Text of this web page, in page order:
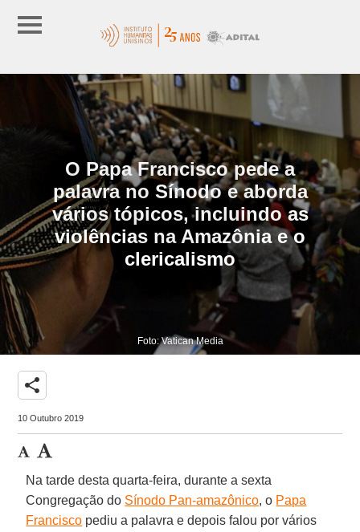
O Papa Francisco pede a
palavra no Sínodo e aborda
vários tópicos, incluindo as
violências na Amazônia e o
clericalismo
Foto: Vatican Media
share
10 Outubro 2019
Na tarde desta quarta-feira, durante a sexta
Congregação do Sínodo Pan-amazônico, o Papa
Francisco pediu a palavra e depois falou por vários